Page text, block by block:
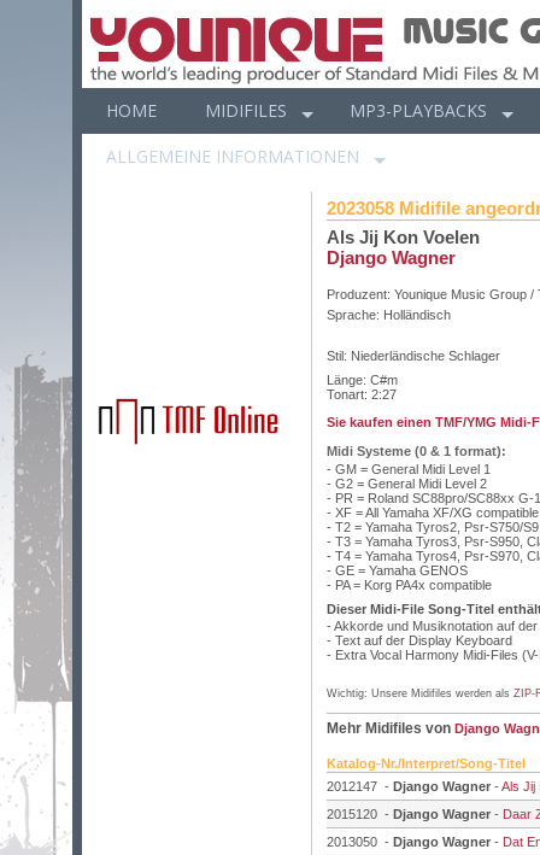
HOME MIDIFILES
MP3-PLAYBACKS
ALLGEMEINE INFORMATIONEN
2023058 Midifile
Als Jij Kon Voelen
Django Wagner
Produzent: Younique Music Group /
Sprache: Holländisch
Stil: Niederländische Schlager
Länge: C#m
Tonart: 2:27
Sie kaufen einen TMF/YMG
Midi Systeme (0 & 1 format):
- GM = General Midi Level 1
- G2 = General Midi Level 2
- PR = Roland SC88pro/SC88xx G-
- XF = All Yamaha XF/XG
- T2 = Yamaha Tyros2, Psr-S750/
- T3 = Yamaha Tyros3, Psr-S950,
- T4 = Yamaha Tyros4, Psr-S970,
- GE = Yamaha GENOS
- PA = Korg PA4x compatible
Dieser Midi-File Song-Titel
- Akkorde und Musiknotation auf
- Text auf der Display Keyboard
- Extra Vocal Harmony Midi-Files
Wichtig: Unsere Midifiles werden als ZIP-
Mehr Midifiles von Django
Katalog-Nr./Interpret/Song-Titel
2012147 - Django Wagner -Als Jij
2015120 - Django Wagner - Daar
2013050 - Django Wagner - Dat